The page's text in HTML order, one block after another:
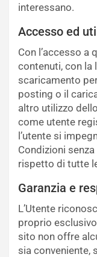
interessano.
Accesso ed
Con l’accesso a
contenuti, con la
scaricamento
posting o il
altro utilizzo
come utente
l’utente si
Condizioni
rispetto di tutte
Garanzia e
L’Utente
proprio
sito non offre
sia conveniente,